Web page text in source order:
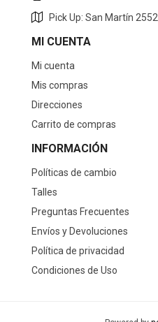
Pick Up: San Martín
MI CUENTA
Mi cuenta
Mis compras
Direcciones
Carrito de compras
INFORMACIÓN
Políticas de cambio
Talles
Preguntas Frecuentes
Envíos y Devoluciones
Política de privacidad
Condiciones de Uso